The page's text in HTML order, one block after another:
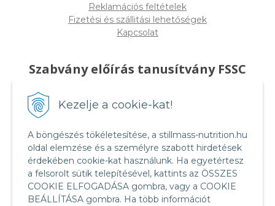
Kezelje a cookie-kat!
A böngészés tökéletesítése, a stillmass-nutrition.hu
oldal elemzése és a személyre szabott hirdetések
érdekében cookie-kat használunk. Ha egyetértesz
a felsorolt sütik telepítésével, kattints az ÖSSZES
COOKIE ELFOGADÁSA gombra, vagy a COOKIE
BEÁLLÍTÁSA gombra. Ha több információt
Reklamációs feltételek
Fizetési és szállitási lehetőségek
Kapcsolat
Szabvány előírás tanusítvány FSSC